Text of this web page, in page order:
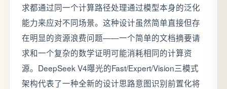
求都通过同一个计算路径处理通过模型本身的泛化
能力来应对不同场景。这种设计虽然简单直接但存
在明显的资源浪费问题——一个简单的文档摘要请
求和一个复杂的数学证明可能消耗相同的计算资
源。DeepSeek V4曝光的Fast/Expert/Vision三模式
架构代表了一种全新的设计思路意图识别前置化将